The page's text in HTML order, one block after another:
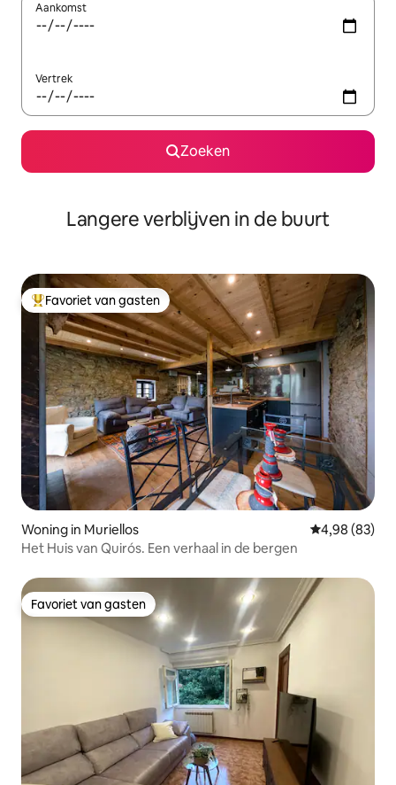
Aankomst
Vertrek
Zoeken
Langere verblijven in de buurt
Topfavoriet van gasten
Favoriet van gasten
Woning in Muriellos Gemiddelde
4,98 (83)
Het Huis van Quirós. Een verhaal in de bergen
Favoriet van gasten
Favoriet van gasten